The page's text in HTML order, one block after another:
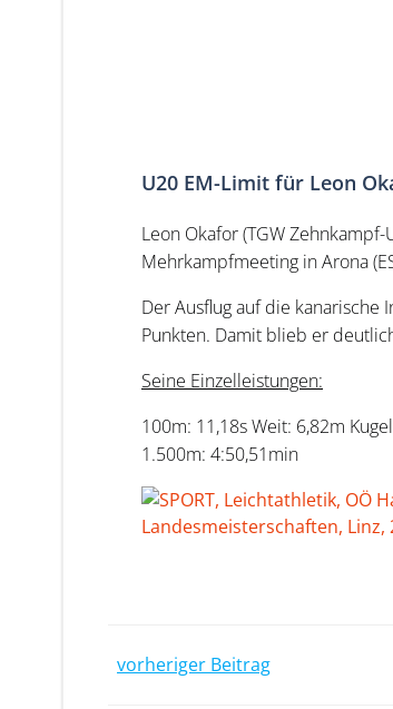
U20 EM-Limit für Leon
Leon Okafor (TGW
Mehrkampfmeeting in Arona
Der Ausflug auf die kanarische
Punkten. Damit blieb er
Seine Einzelleistungen:
100m: 11,18s Weit: 6,82m
1.500m: 4:50,51min
Post
vorheriger Beitrag